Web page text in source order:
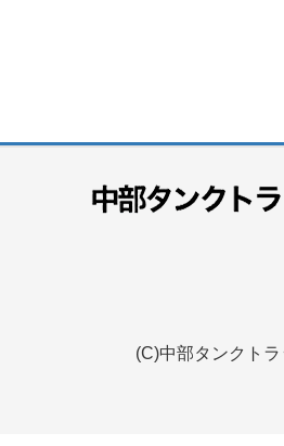
(C)中部タンクト